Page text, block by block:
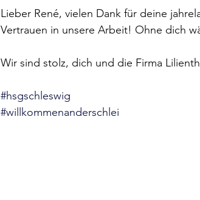
Lieber René, vielen Dank für deine
Vertrauen in unsere Arbeit! Ohne dich
Wir sind stolz, dich und die Firma
#hsgschleswig
#willkommenanderschlei